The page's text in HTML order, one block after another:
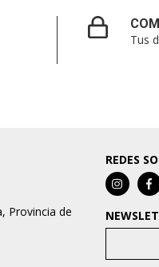
Tus
Provincia de
REDES